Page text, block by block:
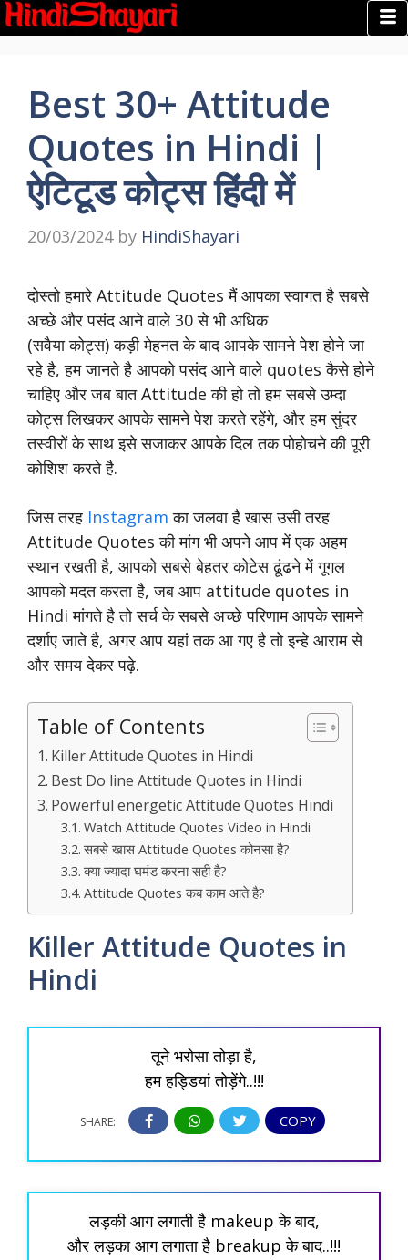
Best 30+ Attitude
Quotes in Hindi |
ऐटिटूड कोट्स हिंदी में
20/03/2024 by HindiShayari
दोस्तो हमारे Attitude Quotes मैं आपका स्वागत है सबसे
अच्छे और पसंद आने वाले 30 से भी अधिक
(सवैया कोट्स) कड़ी मेहनत के बाद आपके सामने पेश होने जा
रहे है, हम जानते है आपको पसंद आने वाले quotes कैसे होने
चाहिए और जब बात Attitude की हो तो हम सबसे उम्दा
कोट्स लिखकर आपके सामने पेश करते रहेंगे, और हम सुंदर
तस्वीरों के साथ इसे सजाकर आपके दिल तक पोहोचने की पूरी
कोशिश करते है.
जिस तरह Instagram का जलवा है खास उसी तरह
Attitude Quotes की मांग भी अपने आप में एक अहम
स्थान रखती है, आपको सबसे बेहतर कोटेस ढूंढने में गूगल
आपको मदत करता है, जब आप attitude quotes in
Hindi मांगते है तो सर्च के सबसे अच्छे परिणाम आपके सामने
दर्शाए जाते है, अगर आप यहां तक आ गए है तो इन्हे आराम से
और समय देकर पढ़े.
Table of Contents
Killer Attitude Quotes in Hindi
Best Do line Attitude Quotes in Hindi
Powerful energetic Attitude Quotes Hindi
Watch Attitude Quotes Video in Hindi
सबसे खास Attitude Quotes कोनसा है?
क्या ज्यादा घमंड करना सही है?
Attitude Quotes कब काम आते है?
Killer Attitude Quotes in
Hindi
तूने भरोसा तोड़ा है,
हम हड्डियां तोड़ेंगे..!!!
SHARE: COPY
लड़की आग लगाती है makeup के बाद,
और लड़का आग लगाता है breakup के बाद..!!!